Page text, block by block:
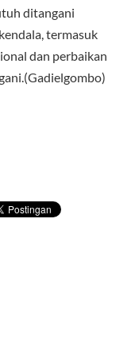
ditangani
termasuk
dan perbaikan